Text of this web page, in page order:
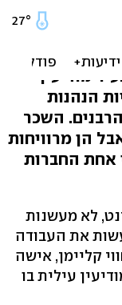
חרדיות
מודיעין
הנהנות
השכר
מינימום בתוספת 5% "אבל הן מרוויחות
אחת החברות
לא מעשנות
את העבודה
קליימן, אישה
עילית בו